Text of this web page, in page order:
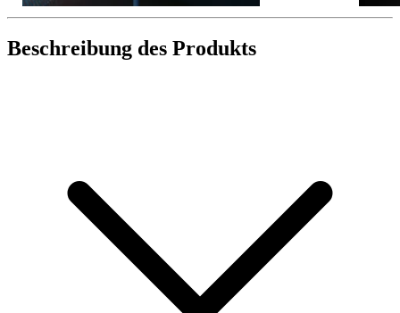
Beschreibung des Produkts